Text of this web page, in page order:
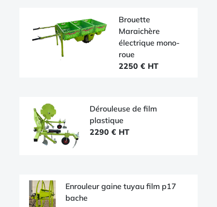
Brouette
Maraichère
électrique mono-
roue
2250 € HT
Dérouleuse de film
plastique
2290 € HT
Enrouleur gaine tuyau film p17
bache